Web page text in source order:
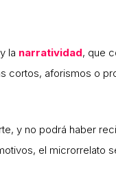
la narratividad, que
cortos, aforismos o
y no podrá haber
el microrrelato